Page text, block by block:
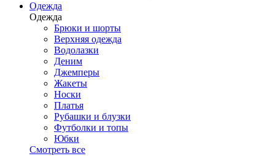
Одежда
Одежда
Брюки и шорты
Верхняя одежда
Водолазки
Деним
Джемперы
Жакеты
Носки
Платья
Рубашки и блузки
Футболки и топы
Юбки
Смотреть все